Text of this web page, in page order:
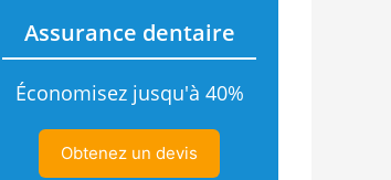
Assurance dentaire
Économisez jusqu'à 40%
Obtenez un devis